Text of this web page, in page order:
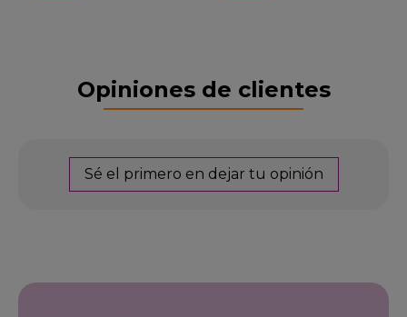
Opiniones de clientes
Sé el primero en dejar tu opinión